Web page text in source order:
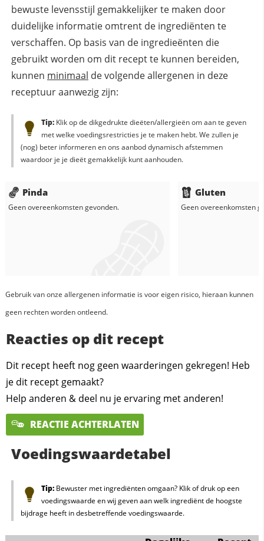
bewuste levensstijl gemakkelijker te maken door
duidelijke informatie omtrent de ingrediënten te
verschaffen. Op basis van de ingredieënten die
gebruikt worden om dit recept te kunnen bereiden,
kunnen minimaal de volgende allergenen in deze
receptuur aanwezig zijn:
Tip:Klik op de dikgedrukte dieëten/allergieën om aan te geven
met welke voedingsrestricties je te maken hebt. We zullen je
(nog) beter informeren en ons aanbod dynamisch afstemmen
waardoor je je dieët gemakkelijk kunt aanhouden.
Pinda
Geen overeenkomsten gevonden.
Gluten
Geen overeenkomsten
Gebruik van onze allergenen informatie is voor eigen risico, hieraan kunnen
geen rechten worden ontleend.
Reacties op dit recept
Dit recept heeft nog geen waarderingen gekregen! Heb
je dit recept gemaakt?
Help anderen & deel nu je ervaring met anderen!
REACTIE ACHTERLATEN
Voedingswaardetabel
Tip:Bewuster met ingrediënten omgaan? Klik of druk op een
voedingswaarde en wij geven aan welk ingrediënt de hoogste
bijdrage heeft in desbetreffende voedingswaarde.